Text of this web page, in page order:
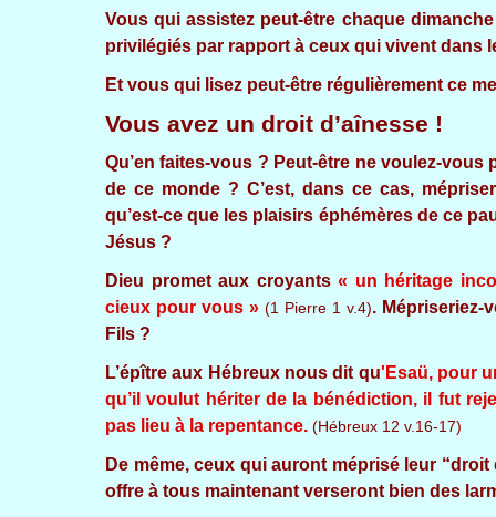
Vous qui assistez peut-être chaque
privilégiés par rapport à ceux qui vivent dans
Et vous qui lisez peut-être régulièrement ce
Vous avez un droit d’aînesse !
Qu’en faites-vous ? Peut-être ne voulez-
de ce monde ? C’est, dans ce cas,
qu’est-ce que les plaisirs éphémères de ce
Jésus ?
Dieu promet aux croyants« un héritage
cieux pour vous » (1 Pierre 1 v.4). Mépriseriez-
Fils ?
L’épître aux Hébreux nous dit qu'Esaü, pour
qu’il voulut hériter de la bénédiction, il fut
pas lieu à la repentance. (Hébreux 12 v.16-17)
De même, ceux qui auront méprisé leur
offre à tous maintenant verseront bien des